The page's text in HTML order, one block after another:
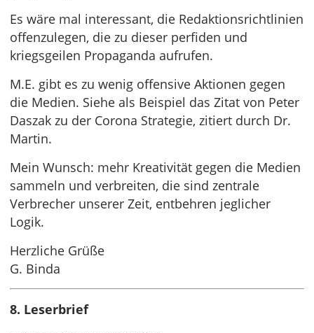
Es wäre mal interessant, die Redaktionsrichtlinien
offenzulegen, die zu dieser perfiden und
kriegsgeilen Propaganda aufrufen.
M.E. gibt es zu wenig offensive Aktionen gegen
die Medien. Siehe als Beispiel das Zitat von Peter
Daszak zu der Corona Strategie, zitiert durch Dr.
Martin.
Mein Wunsch: mehr Kreativität gegen die Medien
sammeln und verbreiten, die sind zentrale
Verbrecher unserer Zeit, entbehren jeglicher
Logik.
Herzliche Grüße
G. Binda
8. Leserbrief